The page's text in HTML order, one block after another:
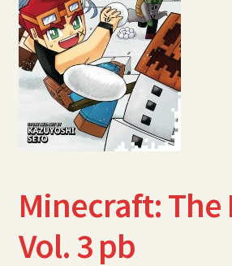
Contato
Minha Conta
Política de Cookies (BR)
Quem Somos
Minecraft: The
Vol. 3 pb